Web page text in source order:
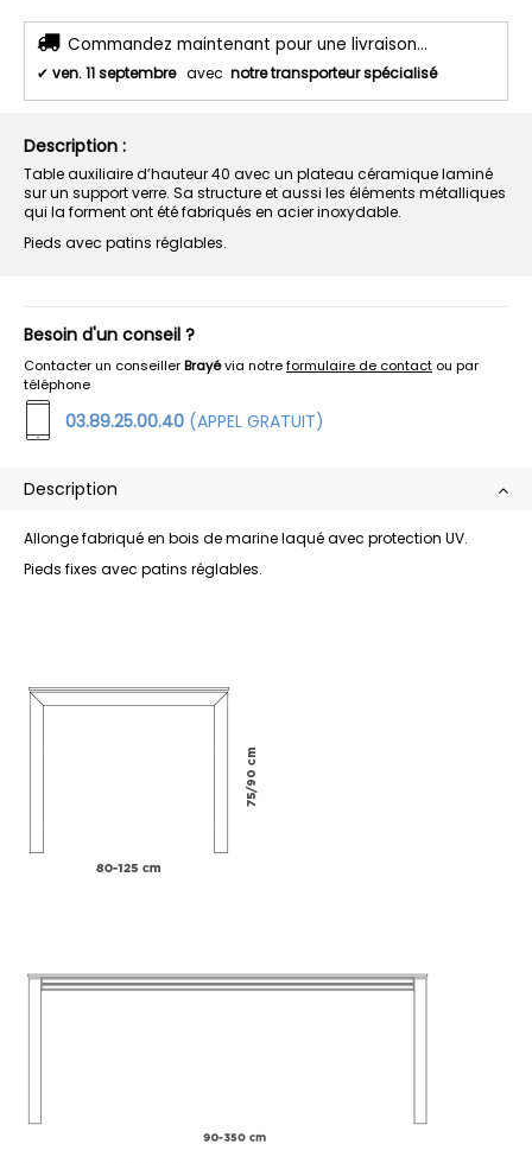
Commandez maintenant pour une livraison...
✔ ven. 11 septembre avec notre transporteur spécialisé
Description :
Table auxiliaire d’hauteur 40 avec un plateau céramique laminé
sur un support verre. Sa structure et aussi les éléments métalliques
qui la forment ont été fabriqués en acier inoxydable.
Pieds avec patins réglables.
Besoin d'un conseil ?
Contacter un conseillerBrayévia notreformulaire de contact ou par
téléphone
03.89.25.00.40 (APPEL GRATUIT)
Description
Allonge fabriqué en bois de marine laqué avec protection UV.
Pieds fixes avec patins réglables.